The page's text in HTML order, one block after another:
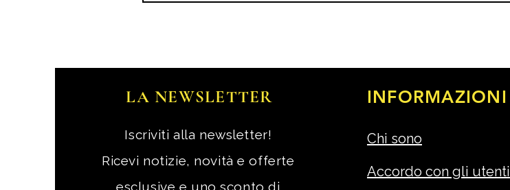
LA NEWSLETTER
Iscriviti alla newsletter!
Ricevi notizie, novità e offerte
esclusive e uno sconto di
INFORMAZIONI
Chi sono
Accordo con gli utenti